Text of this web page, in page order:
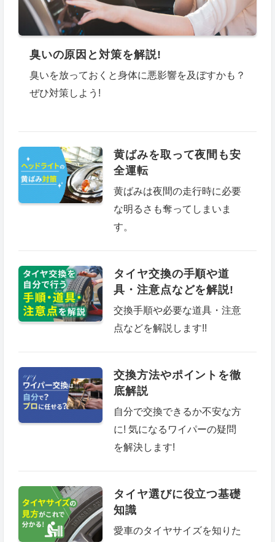
臭いの原因と対策を解説!
臭いを放っておくと身体に悪影響を及ぼすかも？
ぜひ対策しよう!
黄ばみを取って夜間も安
全運転
黄ばみは夜間の走行時に必要
な明るさも奪ってしまいま
す。
タイヤ交換の手順や道
具・注意点などを解説!
交換手順や必要な道具・注意
点などを解説します!!
交換方法やポイントを徹
底解説
自分で交換できるか不安な方
に! 気になるワイパーの疑問
を解決します!
タイヤ選びに役立つ基礎
知識
愛車のタイヤサイズを知りた